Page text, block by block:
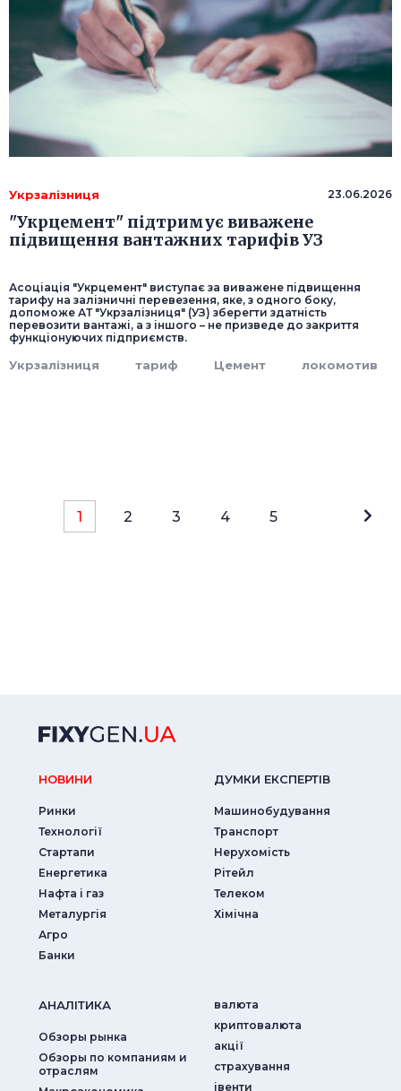
Укрзалізниця 23.06.2026
"Укрцемент" підтримує виважене
підвищення вантажних тарифів УЗ
Асоціація "Укрцемент" виступає за виважене підвищення
тарифу на залізничні перевезення, яке, з одного боку,
допоможе АТ "Укрзалізниця" (УЗ) зберегти здатність
перевозити вантажі, а з іншого – не призведе до закриття
функціонуючих підприємств.
Укрзалізниця тариф Цемент локомотив
1 2 3 4 5
НОВИНИ
Ринки
Технології
Стартапи
Енергетика
Нафта і газ
Металургія
Агро
Банки
ДУМКИ ЕКСПЕРТIВ
Машинобудування
Транспорт
Нерухомість
Рітейл
Телеком
Хімічна
АНАЛIТИКА
Обзоры рынка
Обзоры по компаниям и
отраслям
валюта
криптовалюта
акції
страхування
iвенти